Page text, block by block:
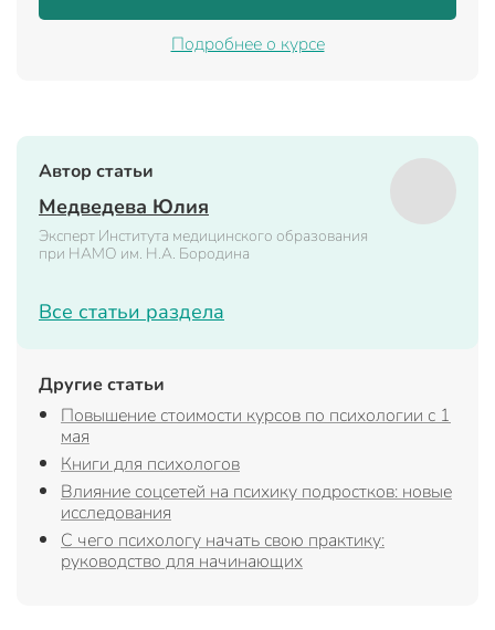
Подробнее о курсе
Автор статьи
Медведева Юлия
Эксперт Института медицинского образования
при НАМО им. Н.А. Бородина
Все статьи раздела
Другие статьи
Повышение стоимости курсов по психологии с 1
мая
Книги для психологов
Влияние соцсетей на психику подростков: новые
исследования
С чего психологу начать свою практику:
руководство для начинающих